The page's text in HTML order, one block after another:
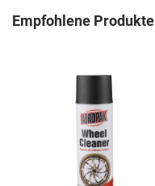
Empfohlene Produkte